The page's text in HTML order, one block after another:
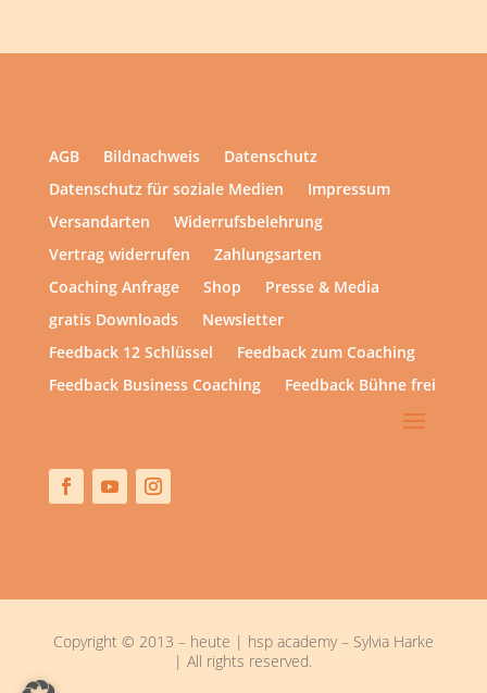
AGB Bildnachweis
Datenschutz
Datenschutz für soziale Medien
Impressum
Versandarten
Widerrufsbelehrung
Vertrag widerrufen
Zahlungsarten
Coaching Anfrage
Shop
Presse & Media
gratis Downloads
Newsletter
Feedback 12 Schlüssel
Feedback zum Coaching
Feedback Business Coaching
Feedback Bühne frei
Copyright © 2013 – heute | hsp academy – Sylvia Harke
| All rights reserved.